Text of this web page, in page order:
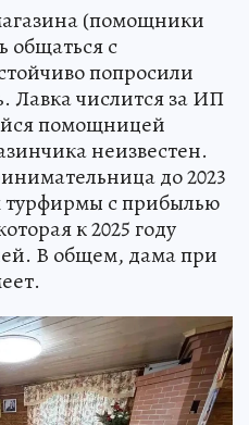
(помощники
общаться с
попросили
Лавка числится за ИП
помощницей
неизвестен.
до 2023
турфирмы с прибылью
к 2025 году
В общем, дама при